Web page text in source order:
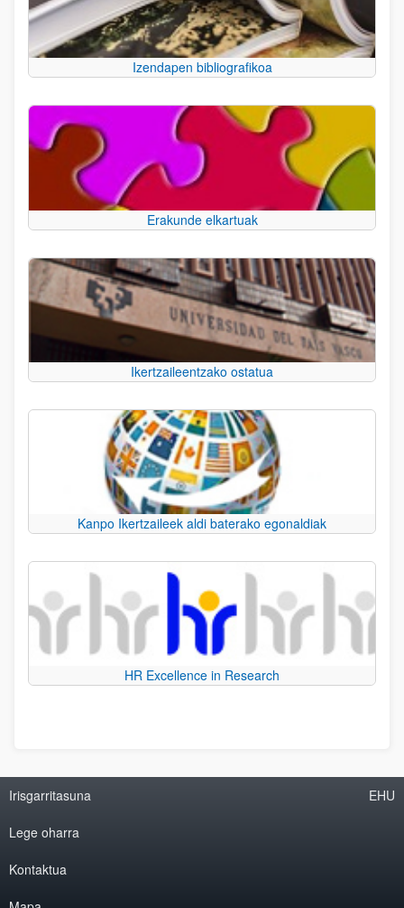
Izendapen bibliografikoa
Erakunde elkartuak
Ikertzaileentzako ostatua
Kanpo Ikertzaileek aldi baterako egonaldiak
HR Excellence in Research
Irisgarritasuna
Lege oharra
Kontaktua
EHU